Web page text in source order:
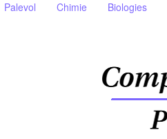
Palevol Chimie Biologies